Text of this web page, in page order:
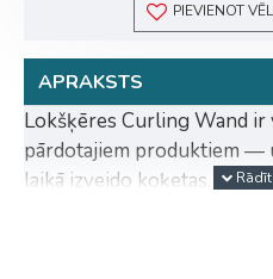
PIEVIENOT
APRAKSTS
Lokšķēres Curling Wand ir
pārdotajiem produktiem —
laikā izveido koķetas,